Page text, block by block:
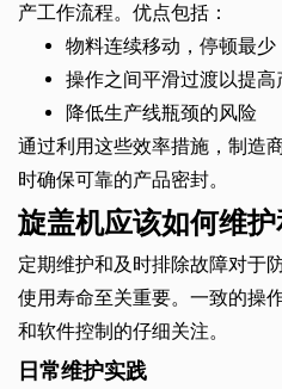
产工作流程。优点包括：
物料连续移动，停顿最少
操作之间平滑过渡以提高
降低生产线瓶颈的风险
通过利用这些效率措施，制造
时确保可靠的产品密封。
旋盖机应该如何维
定期维护和及时排除故障对于
使用寿命至关重要。一致的操
和软件控制的仔细关注。
日常维护实践